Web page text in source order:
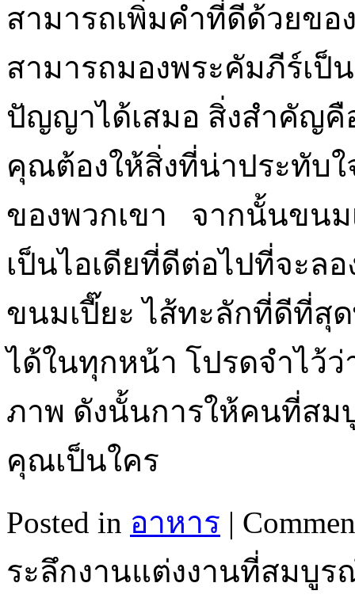
สามารถเพิ่มคำที่ดีด้วยข
สามารถมองพระคัมภีร์เ
ปัญญาได้เสมอ สิ่งสำคัญคื
คุณต้องให้สิ่งที่น่าประทับ
ของพวกเขา จากนั้นขนม
เป็นไอเดียที่ดีต่อไปที่จะล
ขนมเปี๊ยะ ไส้ทะลักที่ดีที่สุ
ได้ในทุกหน้า โปรดจำไว้
ภาพ ดังนั้นการให้คนที่ส
คุณเป็นใคร
Posted in อาหาร |
ระลึกงานแต่งงานที่สมบู